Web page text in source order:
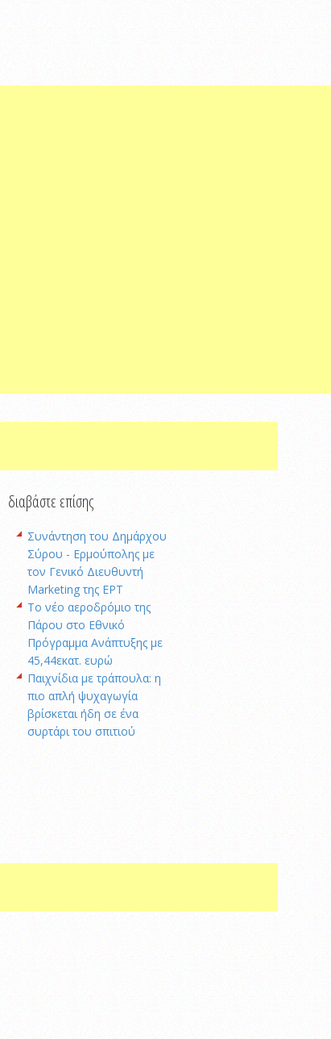
διαβάστε επίσης
Συνάντηση του Δημάρχου
Σύρου - Ερμούπολης με
τον Γενικό Διευθυντή
Marketing της ΕΡΤ
Το νέο αεροδρόμιο της
Πάρου στο Εθνικό
Πρόγραμμα Ανάπτυξης με
45,44εκατ. ευρώ
Παιχνίδια με τράπουλα: η
πιο απλή ψυχαγωγία
βρίσκεται ήδη σε ένα
συρτάρι του σπιτιού